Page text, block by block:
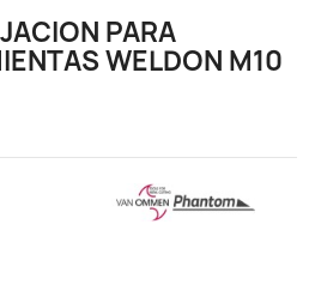
PARA
WELDON M10